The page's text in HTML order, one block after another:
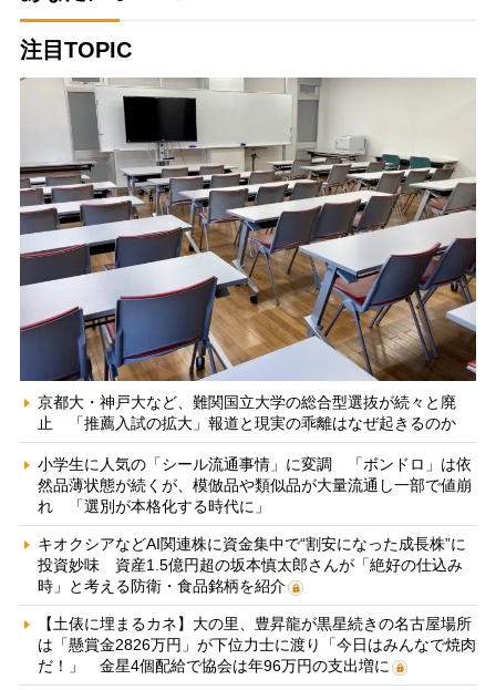
注目TOPIC
京都大・神戸大など、難関国立大学の総合型選抜が続々と廃
止 「推薦入試の拡大」報道と現実の乖離はなぜ起きるのか
小学生に人気の「シール流通事情」に変調 「ボンドロ」は依
然品薄状態が続くが、模倣品や類似品が大量流通し一部で値崩
れ 「選別が本格化する時代に」
キオクシアなどAI関連株に資金集中で“割安になった成長株”に
投資妙味 資産1.5億円超の坂本慎太郎さんが「絶好の仕込み
時」と考える防衛・食品銘柄を紹介
【土俵に埋まるカネ】大の里、豊昇龍が黒星続きの名古屋場所
は「懸賞金2826万円」が下位力士に渡り「今日はみんなで焼肉
だ！」 金星4個配給で協会は年96万円の支出増に